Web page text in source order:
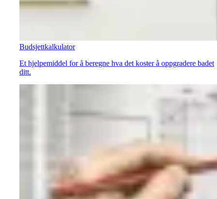
Budsjettkalkulator
Et hjelpemiddel for å beregne hva det koster å oppgradere badet
ditt.